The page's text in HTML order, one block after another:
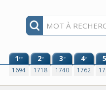
1re
1694
2e
1718
3e
1740
4e
1762
5